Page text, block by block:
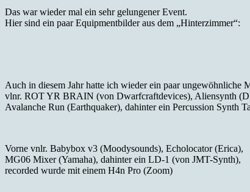
Das war wieder mal ein sehr gelungener Event.
Hier sind ein paar Equipmentbilder aus dem „Hinterzimmer“:
Auch in diesem Jahr hatte ich wieder ein paar ungewöhnliche
vlnr. ROT YR BRAIN (von Dwarfcraftdevices), Aliensynth
Avalanche Run (Earthquaker), dahinter ein Percussion Synth
Vorne vnlr. Babybox v3 (Moodysounds), Echolocator (Erica),
MG06 Mixer (Yamaha), dahinter ein LD-1 (von JMT-Synth),
recorded wurde mit einem H4n Pro (Zoom)